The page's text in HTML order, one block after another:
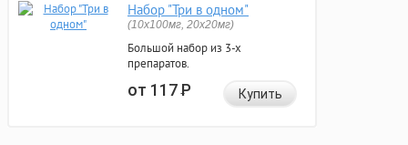
Набор "Три в одном"
(10x100мг, 20x20мг)
Большой набор из 3-х
препаратов.
от 117Р Купить